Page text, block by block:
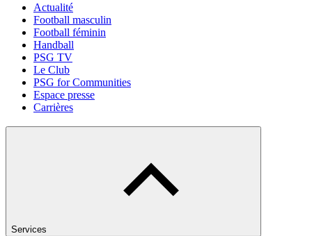
Actualité
Football masculin
Football féminin
Handball
PSG TV
Le Club
PSG for Communities
Espace presse
Carrières
Services